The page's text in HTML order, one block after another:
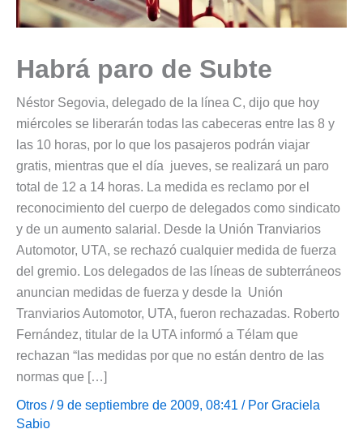
Habrá paro de Subte
Néstor Segovia, delegado de la línea C, dijo que hoy
miércoles se liberarán todas las cabeceras entre las 8 y
las 10 horas, por lo que los pasajeros podrán viajar
gratis, mientras que el día jueves, se realizará un paro
total de 12 a 14 horas. La medida es reclamo por el
reconocimiento del cuerpo de delegados como sindicato
y de un aumento salarial. Desde la Unión Tranviarios
Automotor, UTA, se rechazó cualquier medida de fuerza
del gremio. Los delegados de las líneas de subterráneos
anuncian medidas de fuerza y desde la Unión
Tranviarios Automotor, UTA, fueron rechazadas. Roberto
Fernández, titular de la UTA informó a Télam que
rechazan “las medidas por que no están dentro de las
normas que […]
Otros / 9 de septiembre de 2009, 08:41 / Por Graciela
Sabio